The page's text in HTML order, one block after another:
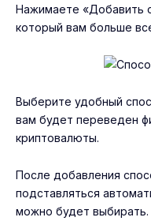
Нажимаете «Добавить
который вам больше
Выберите удобный
вам будет переведен
криптовалюты.
После добавления
подставляться
можно будет выбирать.